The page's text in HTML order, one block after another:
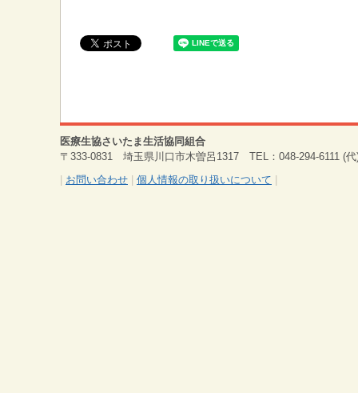
医療生協さいたま生活協同組合
〒333-0831 埼玉県川口市木曽呂1317 TEL：048-294-6111 (
お問い合わせ 個人情報の取り扱いについて